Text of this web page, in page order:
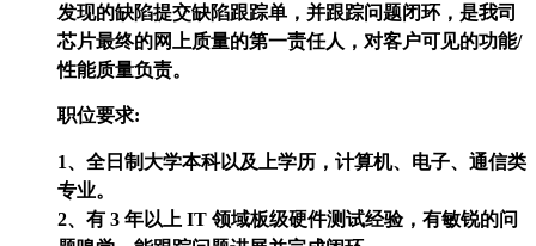
发现的缺陷提交缺陷跟踪单，并跟踪问题闭环，是我司
芯片最终的网上质量的第一责任人，对客户可见的功能/
性能质量负责。
职位要求:
1、全日制大学本科以及上学历，计算机、电子、通信类
专业。
2、有 3 年以上 IT 领域板级硬件测试经验，有敏锐的问